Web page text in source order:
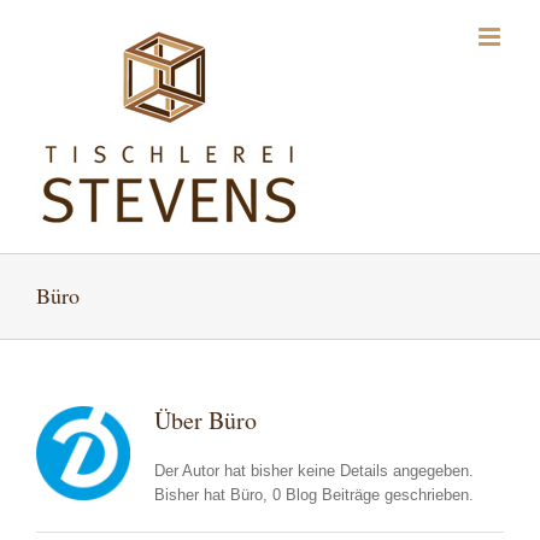
Büro
ÜberBüro
Der Autor hat bisher keine Details angegeben.
Bisher hat Büro, 0 Blog Beiträge geschrieben.